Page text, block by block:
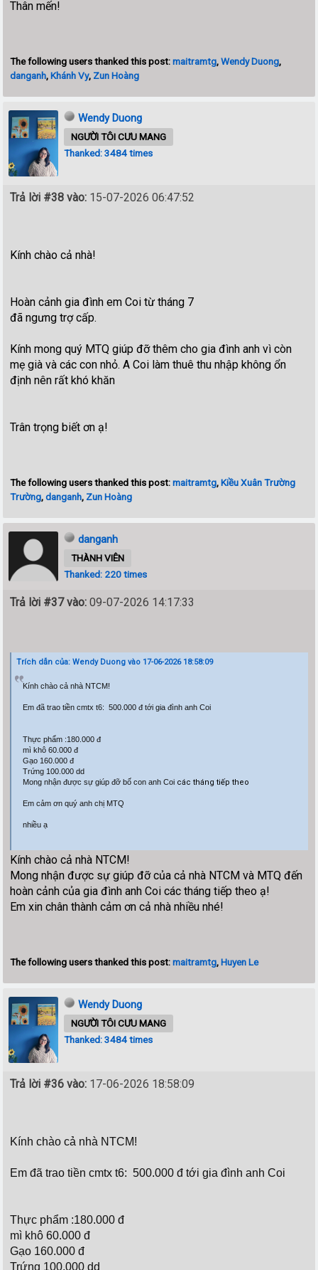
Thân mến!
The following users thanked this post:maitramtg,Wendy Duong,
danganh,Khánh Vy, Zun Hoàng
Wendy Duong
NGƯỜI TÔI CƯU MANG
Thanked: 3484 times
Trả lời #38 vào: 15-07-2026 06:47:52
Kính chào cả nhà!
Hoàn cảnh gia đình em Coi từ tháng 7
đã ngưng trợ cấp.
Kính mong quý MTQ giúp đỡ thêm cho gia đình anh vì còn
mẹ già và các con nhỏ. A Coi làm thuê thu nhập không ổn
định nên rất khó khăn
Trân trọng biết ơn ạ!
The following users thanked this post:maitramtg,Kiều Xuân Trường
Trường,danganh, Zun Hoàng
danganh
THÀNH VIÊN
Thanked: 220 times
Trả lời #37 vào: 09-07-2026 14:17:33
Trích dẫn của: Wendy Duong vào 17-06-2026 18:58:09
Kính chào cả nhà NTCM!
Em đã trao tiền cmtx t6: 500.000 đ tới gia đình anh Coi
Thực phẩm :180.000 đ
mì khô 60.000 đ
Gạo 160.000 đ
Trứng 100.000 dd
Mong nhận được sự giúp đỡ bố con anh Coi các tháng tiếp theo
Em cảm ơn quý anh chị MTQ
nhiều ạ
Kính chào cả nhà NTCM!
Mong nhận được sự giúp đỡ của cả nhà NTCM và MTQ đến
hoàn cảnh của gia đình anh Coi các tháng tiếp theo ạ!
Em xin chân thành cảm ơn cả nhà nhiều nhé!
The following users thanked this post:maitramtg,Huyen Le
Wendy Duong
NGƯỜI TÔI CƯU MANG
Thanked: 3484 times
Trả lời #36 vào: 17-06-2026 18:58:09
Kính chào cả nhà NTCM!
Em đã trao tiền cmtx t6: 500.000 đ tới gia đình anh Coi
Thực phẩm :180.000 đ
mì khô 60.000 đ
Gạo 160.000 đ
Trứng 100.000 dd